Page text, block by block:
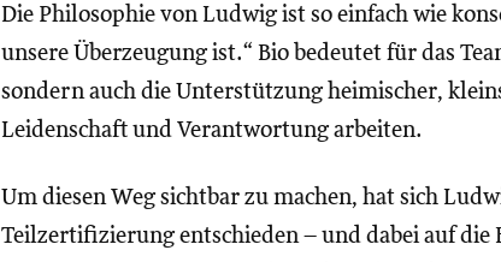
Die Philosophie von Ludwig ist so einfach wie
unsere Überzeugung ist.“ Bio bedeutet für das
sondern auch die Unterstützung heimischer,
Leidenschaft und Verantwortung arbeiten.
Um diesen Weg sichtbar zu machen, hat sich
Teilzertifizierung entschieden – und dabei auf die